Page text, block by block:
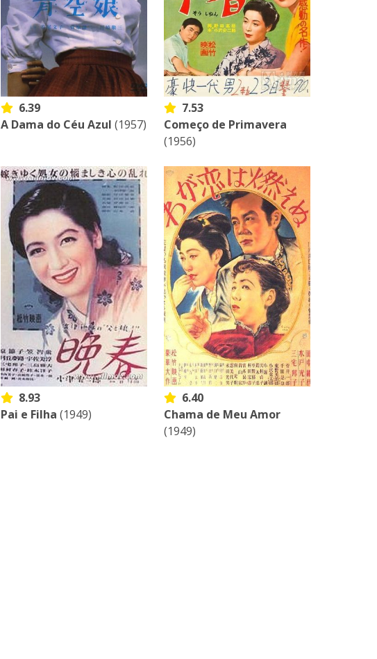
6.39
A Dama do Céu Azul (1957)
7.53
Começo de Primavera
(1956)
8.93
Pai e Filha (1949)
6.40
Chama de Meu Amor
(1949)